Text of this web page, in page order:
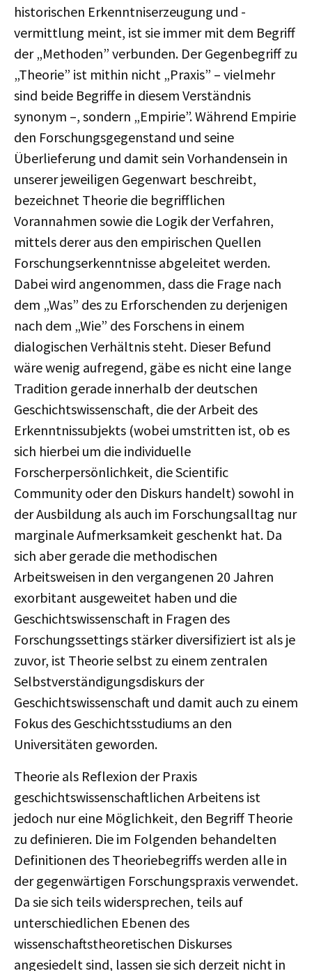
historischen Erkenntniserzeugung und -
vermittlung meint, ist sie immer mit dem Begriff
der „Methoden” verbunden. Der Gegenbegriff zu
„Theorie” ist mithin nicht „Praxis” – vielmehr
sind beide Begriffe in diesem Verständnis
synonym –, sondern „Empirie”. Während Empirie
den Forschungsgegenstand und seine
Überlieferung und damit sein Vorhandensein in
unserer jeweiligen Gegenwart beschreibt,
bezeichnet Theorie die begrifflichen
Vorannahmen sowie die Logik der Verfahren,
mittels derer aus den empirischen Quellen
Forschungserkenntnisse abgeleitet werden.
Dabei wird angenommen, dass die Frage nach
dem „Was” des zu Erforschenden zu derjenigen
nach dem „Wie” des Forschens in einem
dialogischen Verhältnis steht. Dieser Befund
wäre wenig aufregend, gäbe es nicht eine lange
Tradition gerade innerhalb der deutschen
Geschichtswissenschaft, die der Arbeit des
Erkenntnissubjekts (wobei umstritten ist, ob es
sich hierbei um die individuelle
Forscherpersönlichkeit, die Scientific
Community oder den Diskurs handelt) sowohl in
der Ausbildung als auch im Forschungsalltag nur
marginale Aufmerksamkeit geschenkt hat. Da
sich aber gerade die methodischen
Arbeitsweisen in den vergangenen 20 Jahren
exorbitant ausgeweitet haben und die
Geschichtswissenschaft in Fragen des
Forschungssettings stärker diversifiziert ist als je
zuvor, ist Theorie selbst zu einem zentralen
Selbstverständigungsdiskurs der
Geschichtswissenschaft und damit auch zu einem
Fokus des Geschichtsstudiums an den
Universitäten geworden.
Theorie als Reflexion der Praxis
geschichtswissenschaftlichen Arbeitens ist
jedoch nur eine Möglichkeit, den Begriff Theorie
zu definieren. Die im Folgenden behandelten
Definitionen des Theoriebegriffs werden alle in
der gegenwärtigen Forschungspraxis verwendet.
Da sie sich teils widersprechen, teils auf
unterschiedlichen Ebenen des
wissenschaftstheoretischen Diskurses
angesiedelt sind, lassen sie sich derzeit nicht in